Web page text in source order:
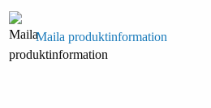
Maila produktinformation